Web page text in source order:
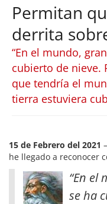
Permitan
derrita
“En el mundo,
cubierto de nieve.
que tendría el
tierra estuviera
15 de Febrero del 2021
he llegado a reconocer
“En el
se ha